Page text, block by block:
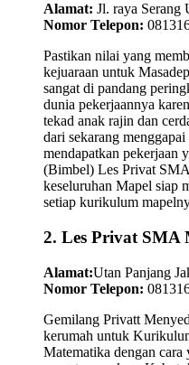
Alamat: Jl. raya Serang
Nomor Telepon:
Pastikan nilai yang
kejuaraan untuk
sangat di pandang
dunia pekerjaannya
tekad anak rajin dan
dari sekarang
mendapatkan pekerjaan
(Bimbel) Les Privat
keseluruhan Mapel siap
setiap kurikulum
2. Les Privat SMA
Alamat:Utan Panjang
Nomor Telepon:
Gemilang Privatt
kerumah untuk
Matematika dengan cara